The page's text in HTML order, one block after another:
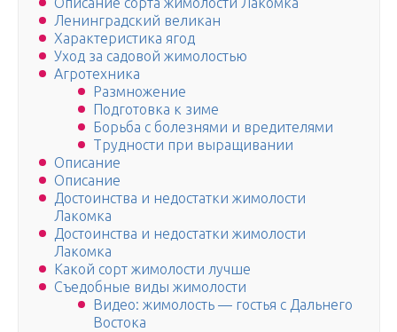
Ленинградский великан
Характеристика ягод
Уход за садовой жимолостью
Агротехника
Размножение
Подготовка к зиме
Борьба с болезнями и вредителями
Трудности при выращивании
Описание
Описание
Достоинства и недостатки жимолости
Лакомка
Достоинства и недостатки жимолости
Лакомка
Какой сорт жимолости лучше
Съедобные виды жимолости
Видео: жимолость — гостья с Дальнего
Востока